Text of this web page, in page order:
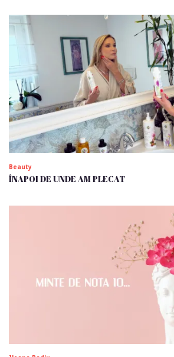
Beauty
ÎNAPOI DE UNDE AM PLECAT